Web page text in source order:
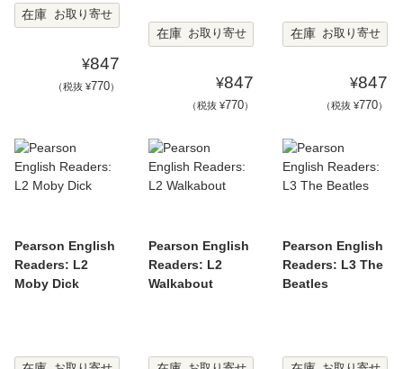
在庫 お取り寄せ
¥847
（税抜 ¥770）
在庫 お取り寄せ
¥847
（税抜 ¥770）
在庫 お取り寄せ
¥847
（税抜 ¥770）
Pearson English
Readers: L2
Moby Dick
Pearson English
Readers: L2
Walkabout
Pearson English
Readers: L3 The
Beatles